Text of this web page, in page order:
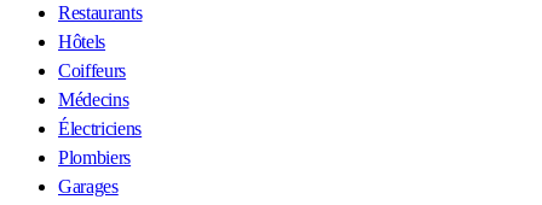
Restaurants
Hôtels
Coiffeurs
Médecins
Électriciens
Plombiers
Garages